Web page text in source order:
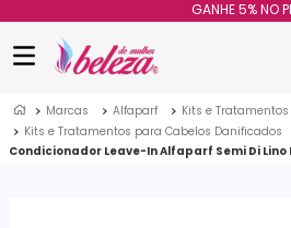
GANHE 5% NO
Marcas Alfaparf Kits e Tratamentos
Kits e Tratamentos para Cabelos Danificados
Condicionador Leave-In Alfaparf Semi Di